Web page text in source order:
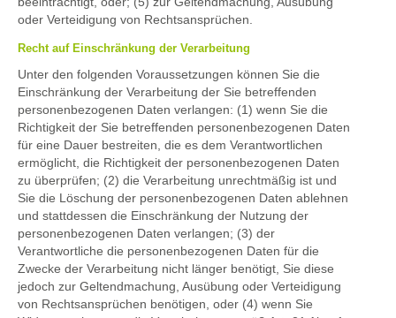
oder Verteidigung von Rechtsansprüchen.
Recht auf Einschränkung der Verarbeitung
Unter den folgenden Voraussetzungen können Sie die
Einschränkung der Verarbeitung der Sie betreffenden
personenbezogenen Daten verlangen: (1) wenn Sie die
Richtigkeit der Sie betreffenden personenbezogenen Daten
für eine Dauer bestreiten, die es dem Verantwortlichen
ermöglicht, die Richtigkeit der personenbezogenen Daten
zu überprüfen; (2) die Verarbeitung unrechtmäßig ist und
Sie die Löschung der personenbezogenen Daten ablehnen
und stattdessen die Einschränkung der Nutzung der
personenbezogenen Daten verlangen; (3) der
Verantwortliche die personenbezogenen Daten für die
Zwecke der Verarbeitung nicht länger benötigt, Sie diese
jedoch zur Geltendmachung, Ausübung oder Verteidigung
von Rechtsansprüchen benötigen, oder (4) wenn Sie